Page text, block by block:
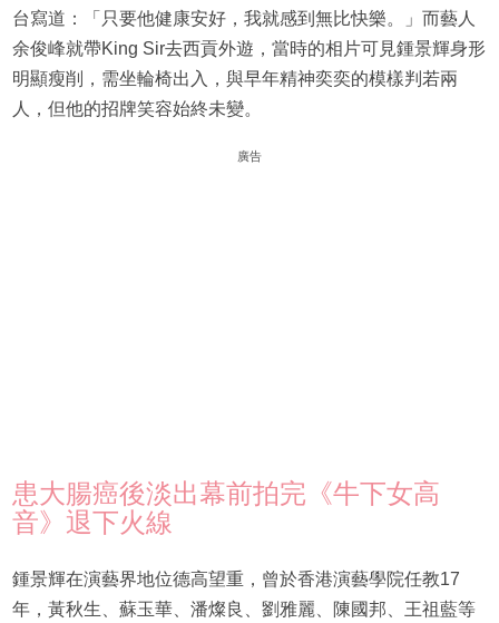
台寫道：「只要他健康安好，我就感到無比快樂。」而藝人
余俊峰就帶King Sir去西貢外遊，當時的相片可見鍾景輝身形
明顯瘦削，需坐輪椅出入，與早年精神奕奕的模樣判若兩
人，但他的招牌笑容始終未變。
廣告
患大腸癌後淡出幕前拍完《牛下女高
音》退下火線
鍾景輝在演藝界地位德高望重，曾於香港演藝學院任教17
年，黃秋生、蘇玉華、潘燦良、劉雅麗、陳國邦、王祖藍等